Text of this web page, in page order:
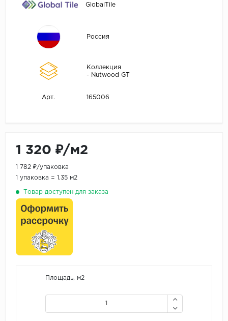
GlobalTile
Россия
Коллекция
- Nutwood GT
Арт. 165006
1 320 ₽/м2
1 782 ₽/упаковка
1 упаковка = 1.35 м2
Товар доступен для заказа
Площадь, м2